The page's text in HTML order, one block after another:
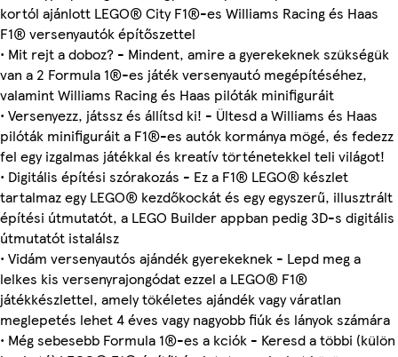
kortól ajánlott LEGO® City F1®-es Williams Racing és Haas
F1® versenyautók építőszettel
• Mit rejt a doboz? - Mindent, amire a gyerekeknek szükségük
van a 2 Formula 1®-es játék versenyautó megépítéséhez,
valamint Williams Racing és Haas pilóták minifiguráit
• Versenyezz, játssz és állítsd ki! - Ültesd a Williams és Haas
pilóták minifiguráit a F1®-es autók kormánya mögé, és fedezz
fel egy izgalmas játékkal és kreatív történetekkel teli világot!
• Digitális építési szórakozás - Ez a F1® LEGO® készlet
tartalmaz egy LEGO® kezdőkockát és egy egyszerű, illusztrált
építési útmutatót, a LEGO Builder appban pedig 3D-s digitális
útmutatót istalálsz
• Vidám versenyautós ajándék gyerekeknek - Lepd meg a
lelkes kis versenyrajongódat ezzel a LEGO® F1®
játékkészlettel, amely tökéletes ajándék vagy váratlan
meglepetés lehet 4 éves vagy nagyobb fiúk és lányok számára
• Még sebesebb Formula 1®-es a kciók - Keresd a többi (külön